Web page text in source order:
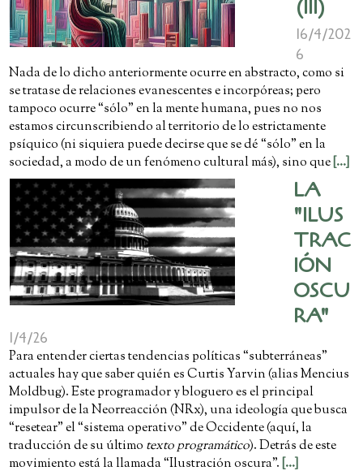
(III)
16/4/202
6
Nada de lo dicho anteriormente ocurre en abstracto, como si
se tratase de relaciones evanescentes e incorpóreas; pero
tampoco ocurre “sólo” en la mente humana, pues no nos
estamos circunscribiendo al territorio de lo estrictamente
psíquico (ni siquiera puede decirse que se dé “sólo” en la
sociedad, a modo de un fenómeno cultural más), sino que [...]
LA
"ILUS
TRAC
IÓN
OSCU
RA"
1/4/26
Para entender ciertas tendencias políticas “subterráneas”
actuales hay que saber quién es Curtis Yarvin (alias Mencius
Moldbug). Este programador y bloguero es el principal
impulsor de la Neorreacción (NRx), una ideología que busca
“resetear” el “sistema operativo” de Occidente (aquí, la
traducción de su último texto programático). Detrás de este
movimiento está la llamada “Ilustración oscura”. [...]